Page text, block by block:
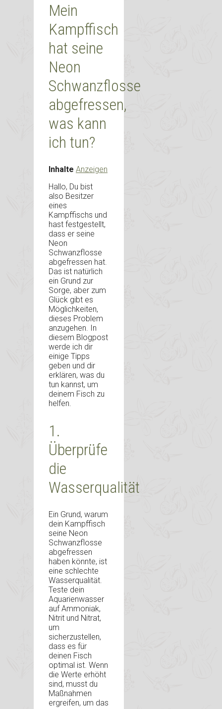
Mein
Kampffisch
hat seine
Neon
Schwanzflosse
abgefressen,
was kann
ich tun?
Inhalte Anzeigen
Hallo, Du bist
also Besitzer
eines
Kampffischs und
hast festgestellt,
dass er seine
Neon
Schwanzflosse
abgefressen hat.
Das ist natürlich
ein Grund zur
Sorge, aber zum
Glück gibt es
Möglichkeiten,
dieses Problem
anzugehen. In
diesem Blogpost
werde ich dir
einige Tipps
geben und dir
erklären, was du
tun kannst, um
deinem Fisch zu
helfen.
1.
Überprüfe
die
Wasserqualität
Ein Grund, warum
dein Kampffisch
seine Neon
Schwanzflosse
abgefressen
haben könnte, ist
eine schlechte
Wasserqualität.
Teste dein
Aquarienwasser
auf Ammoniak,
Nitrit und Nitrat,
um
sicherzustellen,
dass es für
deinen Fisch
optimal ist. Wenn
die Werte erhöht
sind, musst du
Maßnahmen
ergreifen, um das